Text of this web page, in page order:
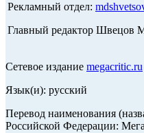
Рекламный отдел:
Главный редактор Швецов
Сетевое издание megacritic.ru
Язык(и): русский
Перевод наименования
Российской Федерации: